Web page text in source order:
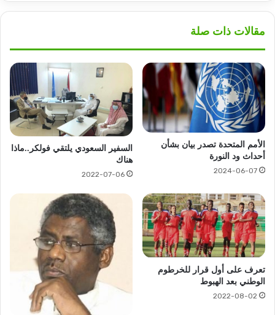
مقالات ذات صلة
الأمم المتحدة تصدر بيان بشأن
أحداث ود النورة
2024-06-07
السفير السعودي يلتقي فولكر..ماذا
هناك
2022-07-06
تعرف على أول قرار للخرطوم
الوطني بعد الهبوط
2022-08-02